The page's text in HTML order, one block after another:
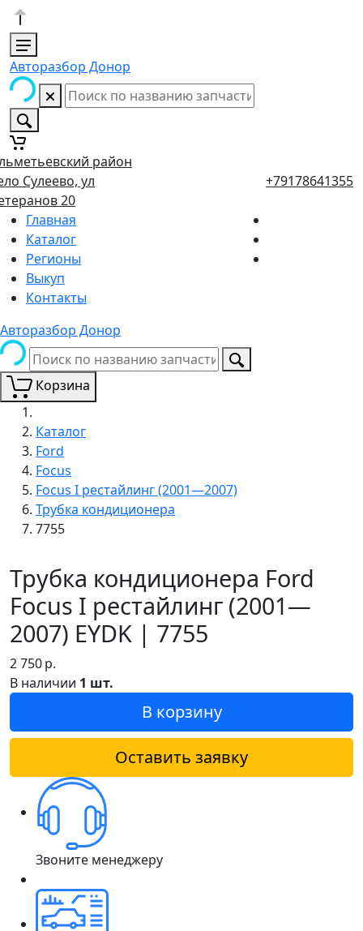
Авторазбор Донор
район
Сулеево, ул
20
+79178641355
Главная
Каталог
Регионы
Выкуп
Контакты
Авторазбор Донор
Корзина
Каталог
Ford
Focus
Focus I рестайлинг (2001—2007)
Трубка кондиционера
7755
Трубка кондиционера Ford
Focus I рестайлинг (2001—
2007) EYDK | 7755
2 750р.
В наличии 1 шт.
В корзину
Оставить заявку
Звоните менеджеру